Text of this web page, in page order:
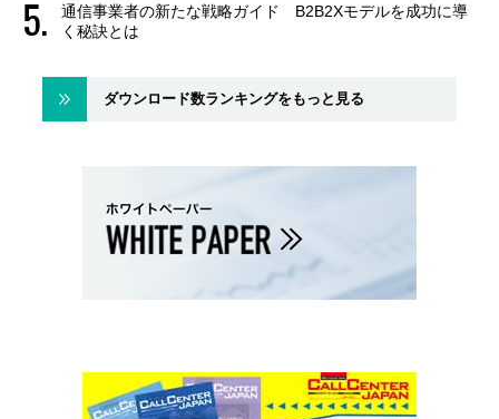
通信事業者の新たな戦略ガイド B2B2Xモデルを成功に導
く秘訣とは
ダウンロード数ランキングをもっと見る